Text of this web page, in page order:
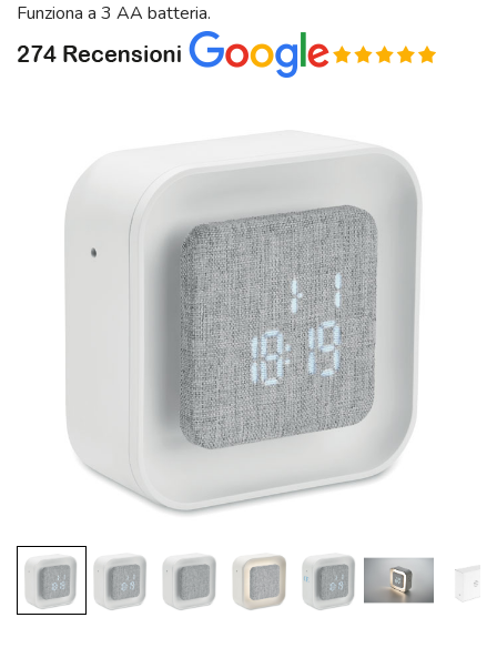
Funziona a 3 AA batteria.